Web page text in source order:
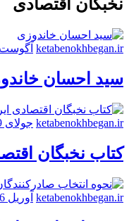
نخبگان اقتصادی
ketabenokhbegan.ir آگوست 17, 2021
سید احسان
ketabenokhbegan.ir جولای 19, 2021
کتاب نخبگان
ketabenokhbegan.ir آوریل 26, 2021